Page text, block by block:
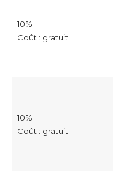
10%
Coût : gratuit
10%
Coût : gratuit